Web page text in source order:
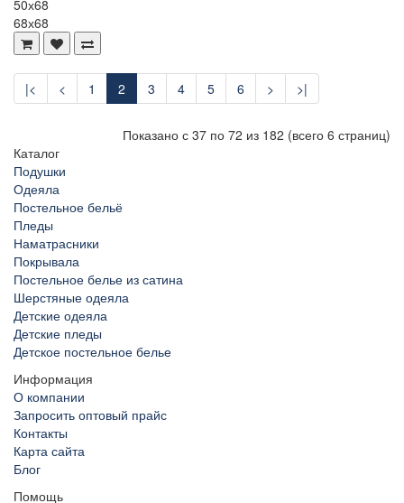
50х68
68х68
|< < 1 2 3 4 5 6 > >|
Показано с 37 по 72 из 182 (всего 6 страниц)
Каталог
Подушки
Одеяла
Постельное бельё
Пледы
Наматрасники
Покрывала
Постельное белье из сатина
Шерстяные одеяла
Детские одеяла
Детские пледы
Детское постельное белье
Информация
О компании
Запросить оптовый прайс
Контакты
Карта сайта
Блог
Помощь